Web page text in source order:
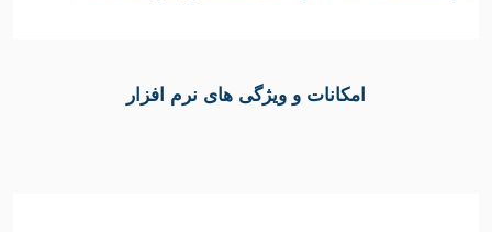
امکانات و ویژگی های نرم افزار